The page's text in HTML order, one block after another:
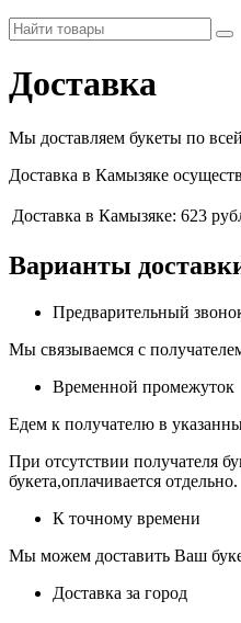
Доставка
Мы доставляем букеты по
Доставка в Камызяке
Доставка в Камызяке: 623
Варианты
Предварительный
Мы связываемся с
Временной промежуток
Едем к получателю в
При отсутствии получателя
букета,оплачивается отдельно.
К точному времени
Мы можем доставить Ваш
Доставка за город